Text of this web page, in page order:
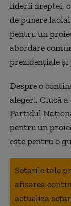
liderii dreptei,
de punere
pentru un
abordare
prezidenţiale
Despre o
alegeri, Ciucă
Partidul
pentru un
este pentru o
Setarile tale
afisarea
actualiza